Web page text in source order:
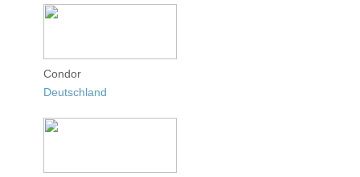
Condor
Deutschland